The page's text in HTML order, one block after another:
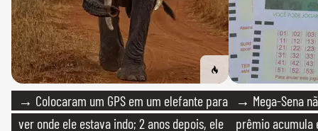
→ Colocaram um GPS em um elefante para
ver onde ele estava indo; 2 anos depois, ele
→ Mega-Sena
prêmio acumula